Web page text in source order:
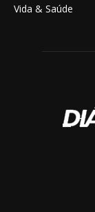
Vida & Saúde